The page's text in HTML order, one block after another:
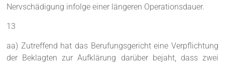
Nervschädigung infolge einer längeren Operationsdauer.
13
aa) Zutreffend hat das Berufungsgericht eine Verpflichtung
der Beklagten zur Aufklärung darüber bejaht, dass zwei